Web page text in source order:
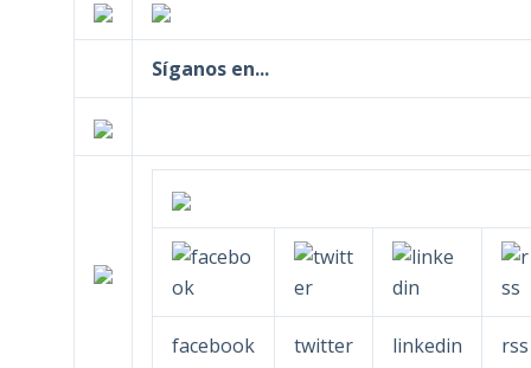
Síganos en...
facebook twitter linkedin rss